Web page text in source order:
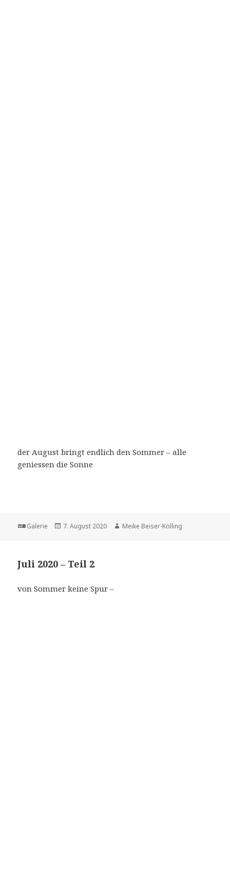
der August bringt endlich den Sommer – alle
geniessen die Sonne
Format
Galerie
Veröffentlicht
7. August 2020 Autor
Meike Beiser-Kölling
Juli 2020 – Teil 2
von Sommer keine Spur –